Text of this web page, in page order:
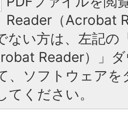
Reader（Acrobat
ない方は、左記の
Reader）」
、ソフトウェア
てください。